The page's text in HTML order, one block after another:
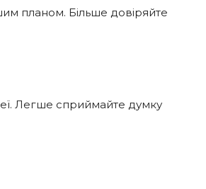
планом. Більше довіряйте
Легше сприймайте думку